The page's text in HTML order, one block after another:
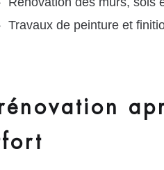
Travaux de peinture et